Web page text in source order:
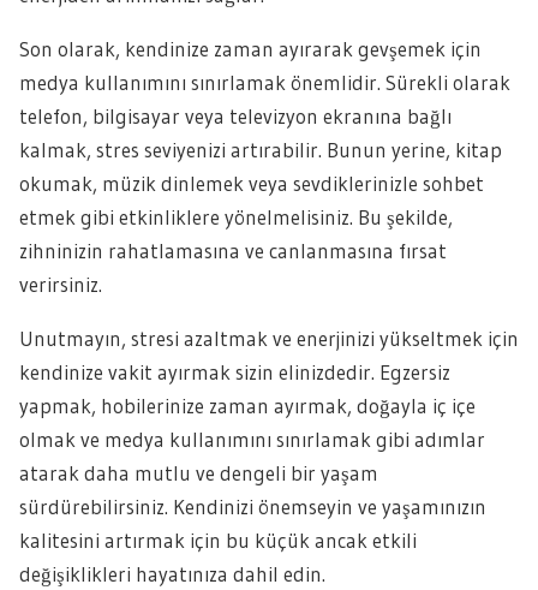
Son olarak, kendinize zaman ayırarak gevşemek için
medya kullanımını sınırlamak önemlidir. Sürekli olarak
telefon, bilgisayar veya televizyon ekranına bağlı
kalmak, stres seviyenizi artırabilir. Bunun yerine, kitap
okumak, müzik dinlemek veya sevdiklerinizle sohbet
etmek gibi etkinliklere yönelmelisiniz. Bu şekilde,
zihninizin rahatlamasına ve canlanmasına fırsat
verirsiniz.
Unutmayın, stresi azaltmak ve enerjinizi yükseltmek için
kendinize vakit ayırmak sizin elinizdedir. Egzersiz
yapmak, hobilerinize zaman ayırmak, doğayla iç içe
olmak ve medya kullanımını sınırlamak gibi adımlar
atarak daha mutlu ve dengeli bir yaşam
sürdürebilirsiniz. Kendinizi önemseyin ve yaşamınızın
kalitesini artırmak için bu küçük ancak etkili
değişiklikleri hayatınıza dahil edin.